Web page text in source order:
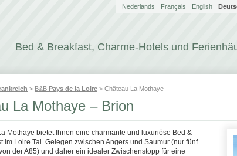
Bed & Breakfast, Charme-Hotels und
Nederlands Français English
> B&B Pays de la Loire > Château La Mothaye
La Mothaye – Brion
Mothaye bietet Ihnen eine charmante und luxuriöse Bed &
im Loire Tal. Gelegen zwischen Angers und Saumur (nur fünf
der A85) und daher ein idealer Zwischenstopp für eine